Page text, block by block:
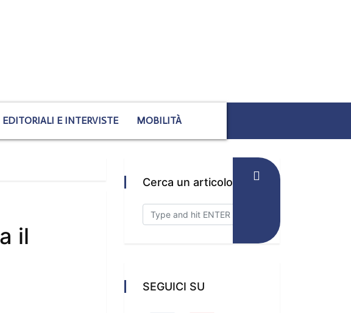
EDITORIALI E INTERVISTE MOBILITÀ
il
Cerca un articolo
SEGUICI SU